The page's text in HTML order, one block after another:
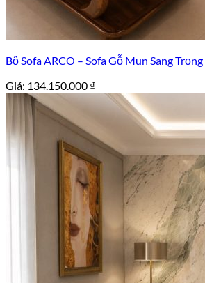
Bộ Sofa ARCO – Sofa Gỗ Mun Sang
Giá: 134.150.000 ₫